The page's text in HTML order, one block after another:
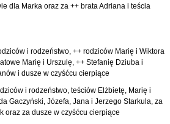
dla Marka oraz za ++ brata Adriana i teścia
i rodzeństwo, ++ rodziców Marię i Wiktora
Marię i Urszulę, ++ Stefanię Dziuba i
i dusze w czyśćcu cierpiące
i rodzeństwo, teściów Elżbietę, Marię i
Gaczyński, Józefa, Jana i Jerzego Starkula, za
oraz za dusze w czyśćcu cierpiące